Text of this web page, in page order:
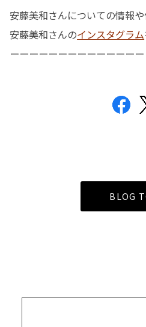
安藤美和さんについての情報
安藤美和さんのインスタグラム
ーーーーーーーーーーーーーー
BLOG